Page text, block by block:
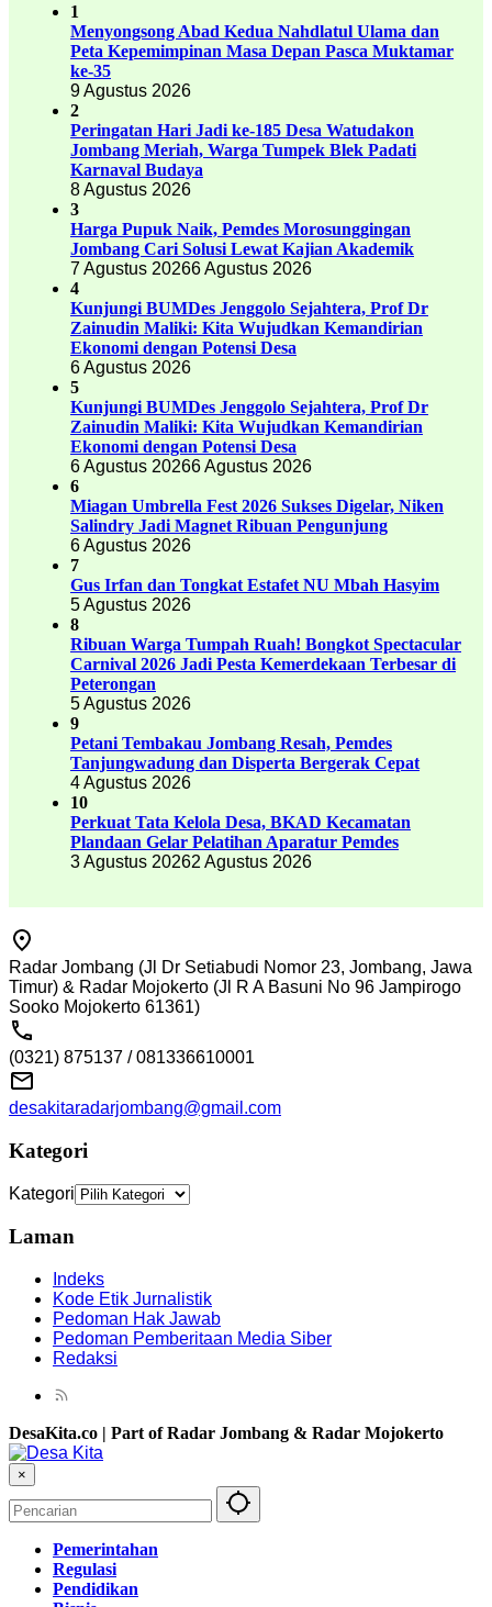
1
Menyongsong Abad Kedua Nahdlatul Ulama dan
Peta Kepemimpinan Masa Depan Pasca Muktamar
ke-35
9 Agustus 2026
2
Peringatan Hari Jadi ke-185 Desa Watudakon
Jombang Meriah, Warga Tumpek Blek Padati
Karnaval Budaya
8 Agustus 2026
3
Harga Pupuk Naik, Pemdes Morosunggingan
Jombang Cari Solusi Lewat Kajian Akademik
7 Agustus 20266 Agustus 2026
4
Kunjungi BUMDes Jenggolo Sejahtera, Prof Dr
Zainudin Maliki: Kita Wujudkan Kemandirian
Ekonomi dengan Potensi Desa
6 Agustus 2026
5
Kunjungi BUMDes Jenggolo Sejahtera, Prof Dr
Zainudin Maliki: Kita Wujudkan Kemandirian
Ekonomi dengan Potensi Desa
6 Agustus 20266 Agustus 2026
6
Miagan Umbrella Fest 2026 Sukses Digelar, Niken
Salindry Jadi Magnet Ribuan Pengunjung
6 Agustus 2026
7
Gus Irfan dan Tongkat Estafet NU Mbah Hasyim
5 Agustus 2026
8
Ribuan Warga Tumpah Ruah! Bongkot Spectacular
Carnival 2026 Jadi Pesta Kemerdekaan Terbesar di
Peterongan
5 Agustus 2026
9
Petani Tembakau Jombang Resah, Pemdes
Tanjungwadung dan Disperta Bergerak Cepat
4 Agustus 2026
10
Perkuat Tata Kelola Desa, BKAD Kecamatan
Plandaan Gelar Pelatihan Aparatur Pemdes
3 Agustus 20262 Agustus 2026
Radar Jombang (Jl Dr Setiabudi Nomor 23, Jombang, Jawa
Timur) & Radar Mojokerto (Jl R A Basuni No 96 Jampirogo
Sooko Mojokerto 61361)
(0321) 875137 / 081336610001
desakitaradarjombang@gmail.com
Kategori
Kategori
Laman
Indeks
Kode Etik Jurnalistik
Pedoman Hak Jawab
Pedoman Pemberitaan Media Siber
Redaksi
DesaKita.co | Part of Radar Jombang & Radar Mojokerto
×
Pemerintahan
Regulasi
Pendidikan